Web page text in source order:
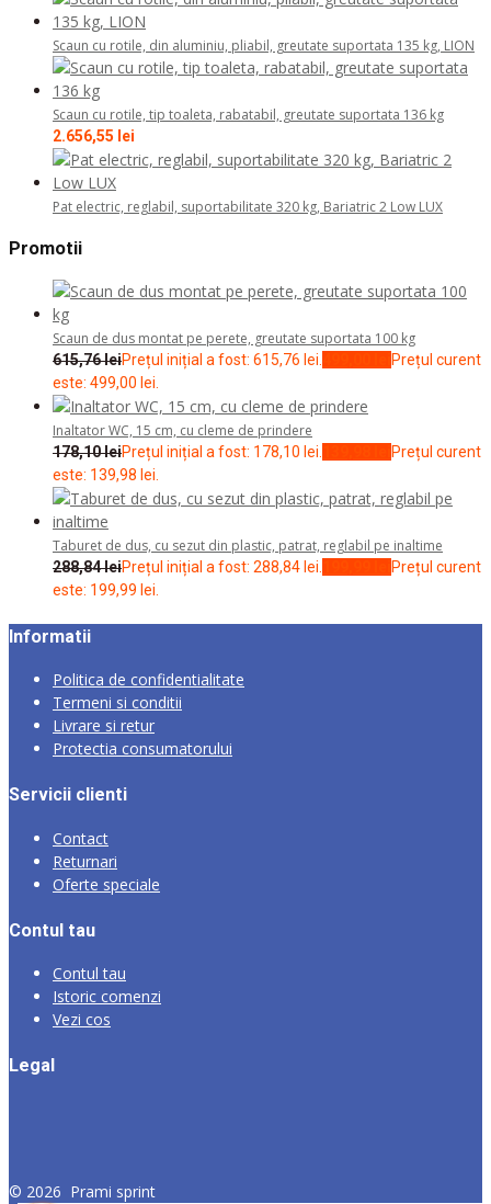
Scaun cu rotile, din aluminiu, pliabil, greutate suportata 135 kg, LION
Scaun cu rotile, tip toaleta, rabatabil, greutate suportata 136 kg
2.656,55 lei
Pat electric, reglabil, suportabilitate 320 kg, Bariatric 2 Low LUX
Promotii
Scaun de dus montat pe perete, greutate suportata 100 kg
615,76leiPrețul inițial a fost: 615,76 lei.
Prețul curent
este: 499,00 lei.
Inaltator WC, 15 cm, cu cleme de prindere
178,10leiPrețul inițial a fost: 178,10 lei.
Prețul curent
este: 139,98 lei.
Taburet de dus, cu sezut din plastic, patrat, reglabil pe inaltime
288,84leiPrețul inițial a fost: 288,84 lei.
Prețul curent
este: 199,99 lei.
Informatii
Politica de confidentialitate
Termeni si conditii
Livrare si retur
Protectia consumatorului
Servicii clienti
Contact
Returnari
Oferte speciale
Contul tau
Contul tau
Istoric comenzi
Vezi cos
Legal
© 2026 Prami sprint